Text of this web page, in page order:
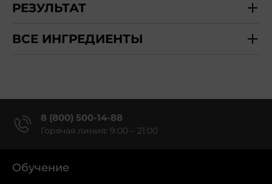
РЕЗУЛЬТАТ
ВСЕ ИНГРЕДИЕНТЫ
8 (800) 500-14-88
Горячая линия: 9:00 – 21:00
Обучение